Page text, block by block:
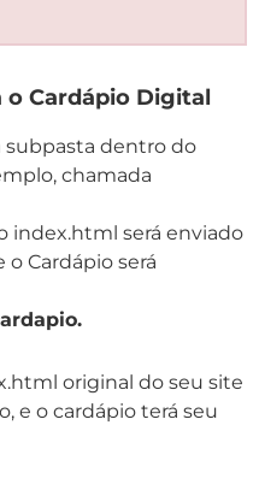
o Cardápio Digital
subpasta dentro do
chamada
index.html será enviado
o Cardápio será
original do seu site
e o cardápio terá seu